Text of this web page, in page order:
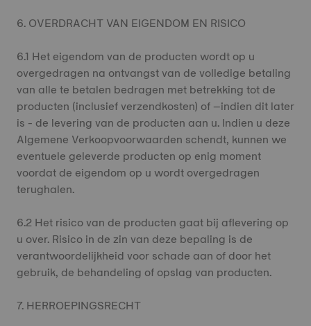
6. OVERDRACHT VAN EIGENDOM EN RISICO
6.1 Het eigendom van de producten wordt op u
overgedragen na ontvangst van de volledige betaling
van alle te betalen bedragen met betrekking tot de
producten (inclusief verzendkosten) of –indien dit later
is - de levering van de producten aan u. Indien u deze
Algemene Verkoopvoorwaarden schendt, kunnen we
eventuele geleverde producten op enig moment
voordat de eigendom op u wordt overgedragen
terughalen.
6.2 Het risico van de producten gaat bij aflevering op
u over. Risico in de zin van deze bepaling is de
verantwoordelijkheid voor schade aan of door het
gebruik, de behandeling of opslag van producten.
7. HERROEPINGSRECHT